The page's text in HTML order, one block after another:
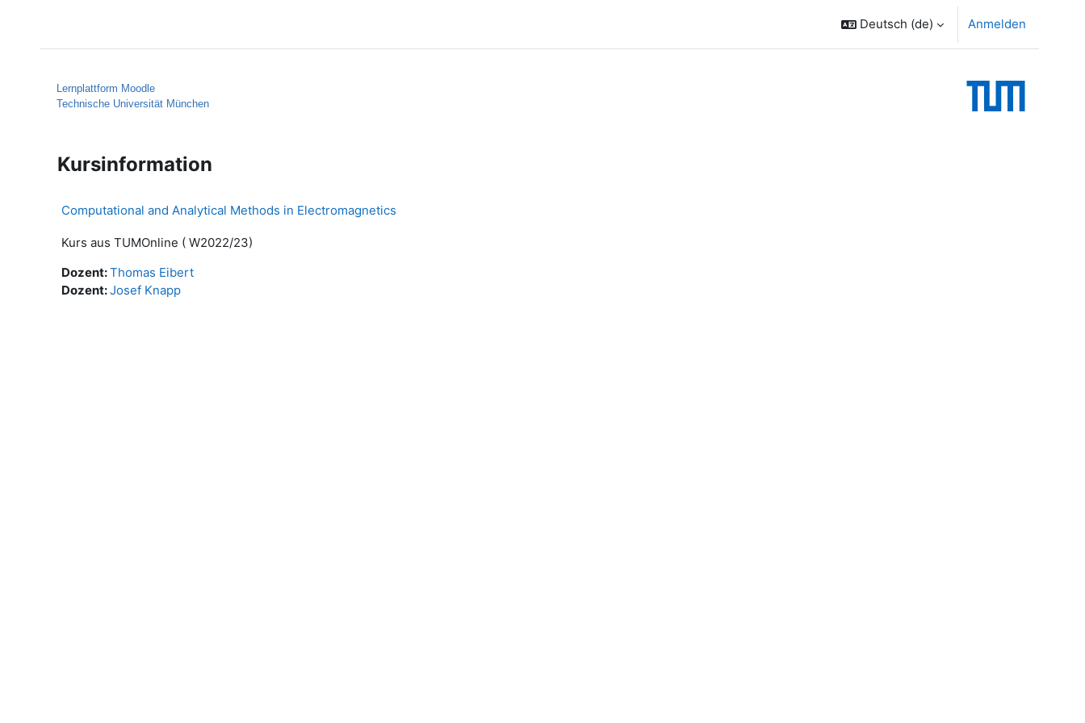
Deutsch ‎(de)‎ Anmelden
Lernplattform Moodle
Technische Universität München
Kursinformation
Computational and Analytical Methods in Electromagnetics
Kurs aus TUMOnline ( W2022/23)
Dozent:Thomas Eibert
Dozent:Josef Knapp